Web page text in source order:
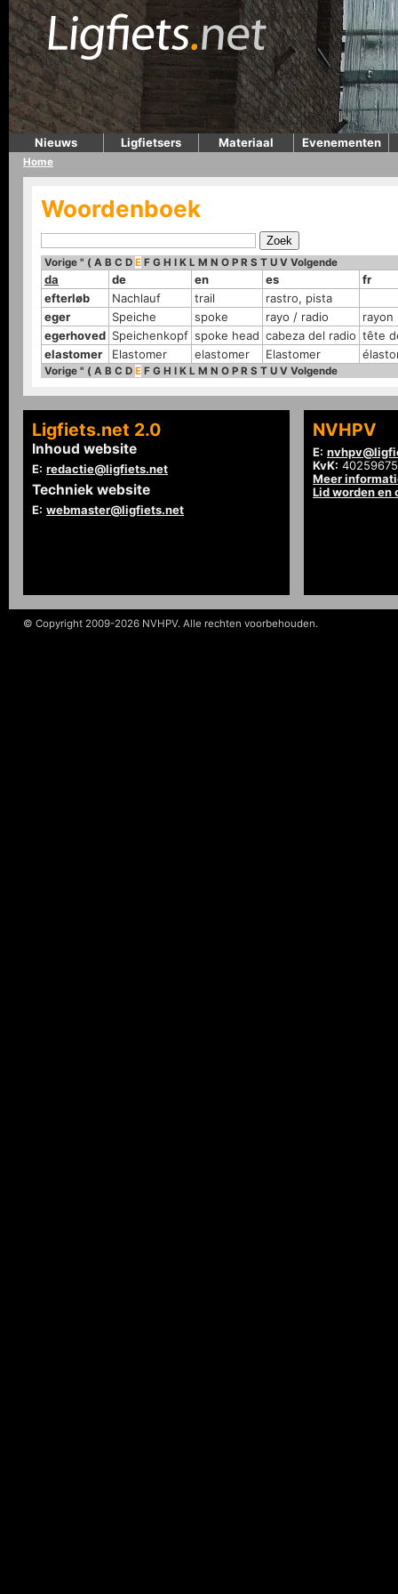
Nieuws Ligfietsers Materiaal Evenementen
Home
Woordenboek
Vorige " ( A B C D E F G H I K L M N O P R S T U V Volgende
da de en es
fr
efterløb
Nachlauf trail
rastro, pista
eger
Speiche spoke rayo / radio
rayon
egerhoved Speichenkopf spoke head cabeza del radio tête
elastomer
Elastomer elastomer Elastomer
Vorige " ( A B C D E F G H I K L M N O P R S T U V Volgende
Ligfiets.net 2.0
Inhoud website
E: redactie@ligfiets.net
Techniek website
E: webmaster@ligfiets.net
NVHPV
E:
KvK: 40259675
Meer
Lid worden en
© Copyright 2009-2026 NVHPV. Alle rechten voorbehouden.